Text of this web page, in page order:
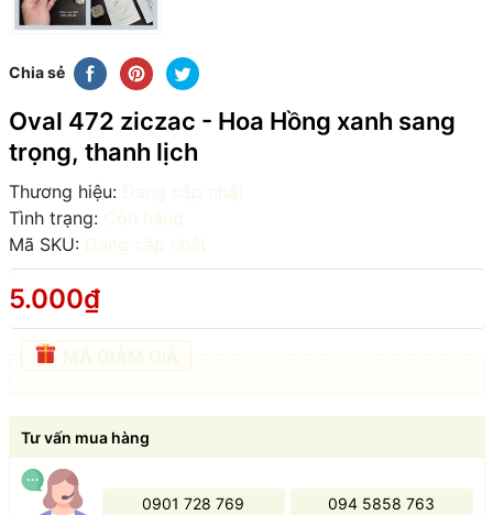
Chia sẻ
Oval 472 ziczac - Hoa Hồng xanh sang
trọng, thanh lịch
Thương hiệu: Đang cập nhật
Tình trạng: Còn hàng
Mã SKU: Đang cập nhật
5.000₫
Tư vấn mua hàng
0901 728 769 094 5858 763